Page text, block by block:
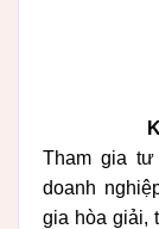
Tham gia
doanh
gia hòa giải,